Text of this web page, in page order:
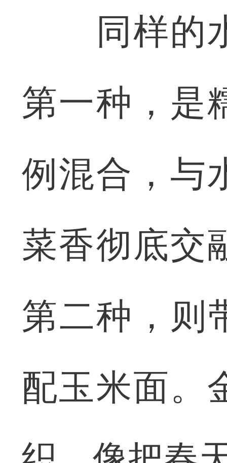
同样的水
第一种，是
例混合，与
菜香彻底交
第二种，
配玉米面。